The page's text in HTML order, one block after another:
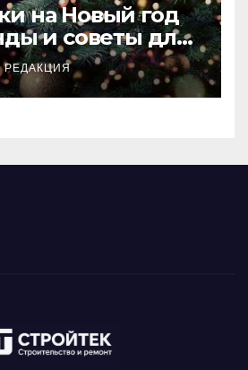
на Новый год
и советы для
праздника
РЕДАКЦИЯ